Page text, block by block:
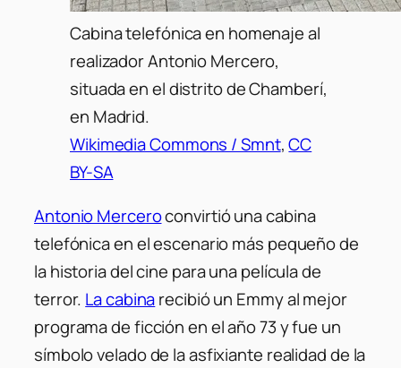
Cabina telefónica en homenaje al
realizador Antonio Mercero,
situada en el distrito de Chamberí,
en Madrid.
Wikimedia Commons / Smnt,CC
BY-SA
Antonio Merceroconvirtió una cabina
telefónica en el escenario más pequeño de
la historia del cine para una película de
terror. La cabinarecibió un Emmy al mejor
programa de ficción en el año 73 y fue un
símbolo velado de la asfixiante realidad de la